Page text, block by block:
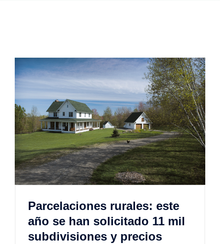
Parcelaciones rurales: este
año se han solicitado 11 mil
subdivisiones y precios